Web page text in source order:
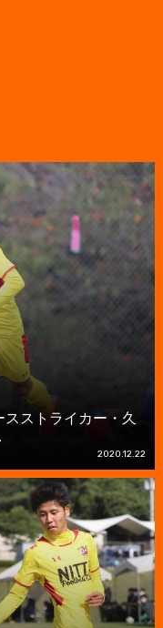
ストライカー・久
2020.12.22